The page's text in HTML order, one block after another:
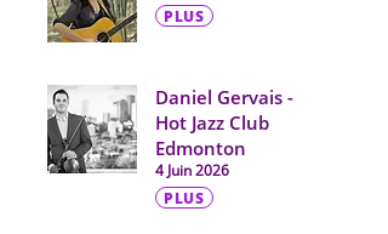
PLUS
Daniel Gervais -
Hot Jazz Club
Edmonton
4 Juin 2026
PLUS